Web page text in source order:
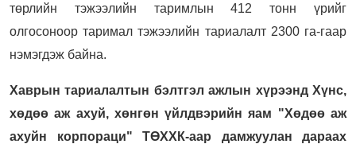
төрлийн тэжээлийн таримлын 412 тонн үрийг
олгосоноор таримал тэжээлийн тариалалт 2300 га-гаар
нэмэгдэж байна.
Хаврын тариалалтын бэлтгэл ажлын хүрээнд Хүнс,
хөдөө аж ахуй, хөнгөн үйлдвэрийн яам "Хөдөө аж
ахуйн корпораци" ТӨХХК-аар дамжуулан дараах